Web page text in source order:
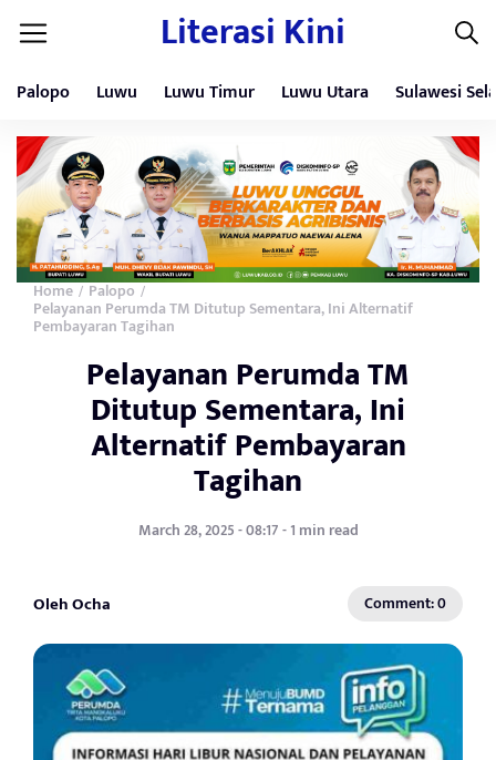
Literasi Kini
Palopo Luwu Luwu Timur Luwu Utara Sulawesi
Home / Palopo /
Pelayanan Perumda TM Ditutup Sementara, Ini Alternatif
Pembayaran Tagihan
Pelayanan Perumda TM
Ditutup Sementara, Ini
Alternatif Pembayaran
Tagihan
March 28, 2025 - 08:17 - 1 min read
Oleh Ocha Comment: 0